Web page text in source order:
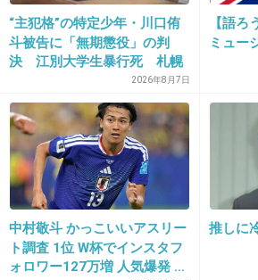
26. 匿名2019/05/01(水) 14:13:36
>>22
こんなの送られてきたら別れ
って相手を喜ばせるだけだと
>>1
クズ男だったのに、ライン削
“主犯格”の特定少年・川口侑
斗被告に「無期懲役」の判
決 江別大学生暴行死 札幌
2026年8月7日
【語
ミュー
中村敬斗 かっこいいアスリー
ト調査 1位 W杯でインスタフ
ォロワー127万増 人気爆発 …
推しに